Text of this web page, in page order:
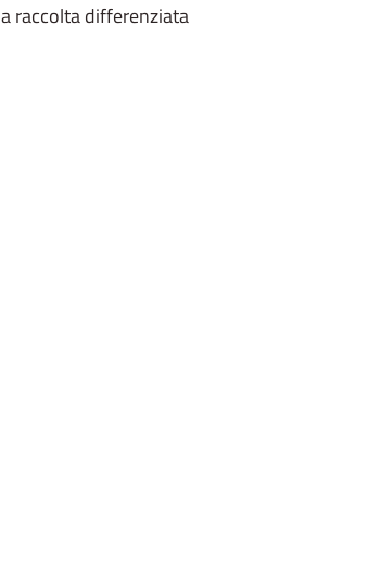
raccolta differenziata